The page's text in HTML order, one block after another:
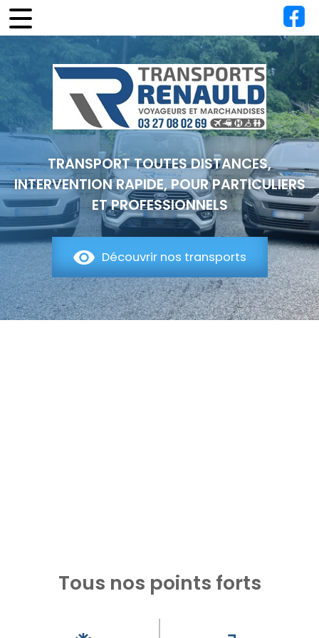
TRANSPORT TOUTES DISTANCES,
INTERVENTION RAPIDE, POUR PARTICULIERS
ET PROFESSIONNELS
Découvrir nos transports
Tous nos points forts